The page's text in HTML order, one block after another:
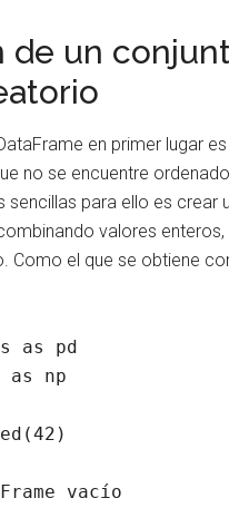
de un
en primer lugar
no se encuentre
sencillas para ello es crear
valores enteros,
Como el que se obtiene
as pd
as np
vacío